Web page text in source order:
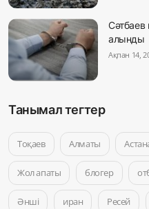
Сәтбаев
алынды
Ақпан 14,
Танымал тегтер
Тоқаев Алматы
Жол апаты блогер
Әнші иран Ресей